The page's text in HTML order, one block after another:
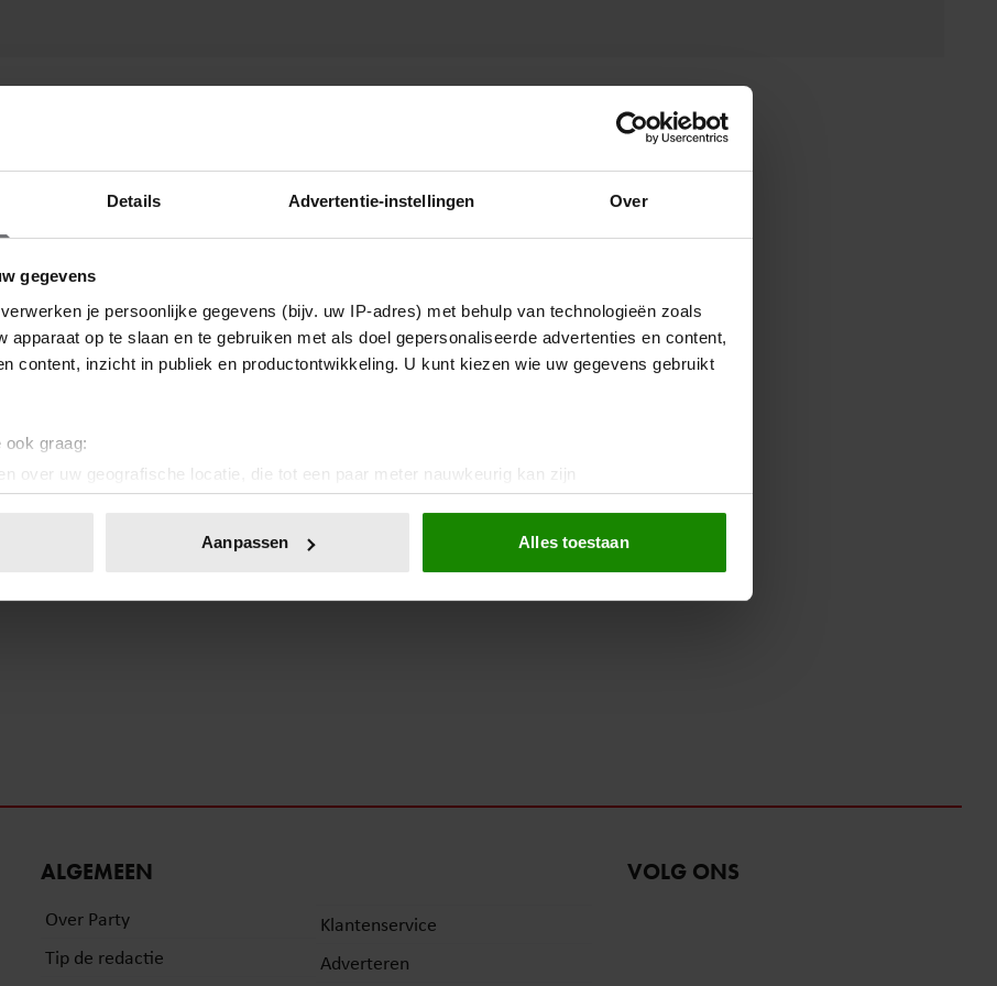
Details Advertentie-instellingen Over
gegevens
verwerken je persoonlijke gegevens (bijv. uw IP-adres) met behulp van technologieën zoals
apparaat op te slaan en te gebruiken met als doel gepersonaliseerde advertenties en content,
content, inzicht in publiek en productontwikkeling. U kunt kiezen wie uw gegevens gebruikt
graag:
over uw geografische locatie, die tot een paar meter nauwkeurig kan zijn
door het actief te scannen op specifieke eigenschappen (fingerprinting)
wijzigen of intrekken in de Cookieverklaring.
Aanpassen Alles toestaan
ALGEMEEN
Over Party
Tip de redactie
Klantenservice
Adverteren
VOLG ONS